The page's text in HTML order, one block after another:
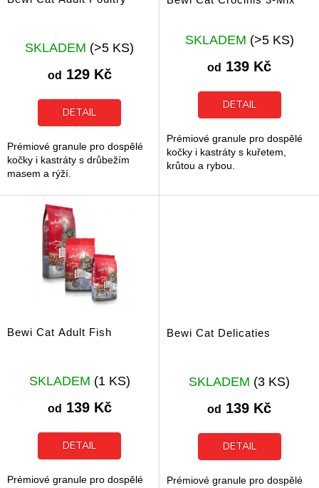
SKLADEM (>5 KS)
od 129 Kč
DETAIL
Prémiové granule pro dospělé
kočky i kastráty s drůbežím
masem a rýží.
Průměrné
hodnocení
produktu
je
z
SKLADEM (>5 KS)
od 139 Kč
DETAIL
Prémiové granule pro dospělé
kočky i kastráty s kuřetem,
krůtou a rybou.
Bewi Cat Adult Fish
SKLADEM (1 KS)
od 139 Kč
DETAIL
Prémiové granule pro dospělé
Bewi Cat Delicaties
SKLADEM (3 KS)
od 139 Kč
DETAIL
Prémiové granule pro dospělé